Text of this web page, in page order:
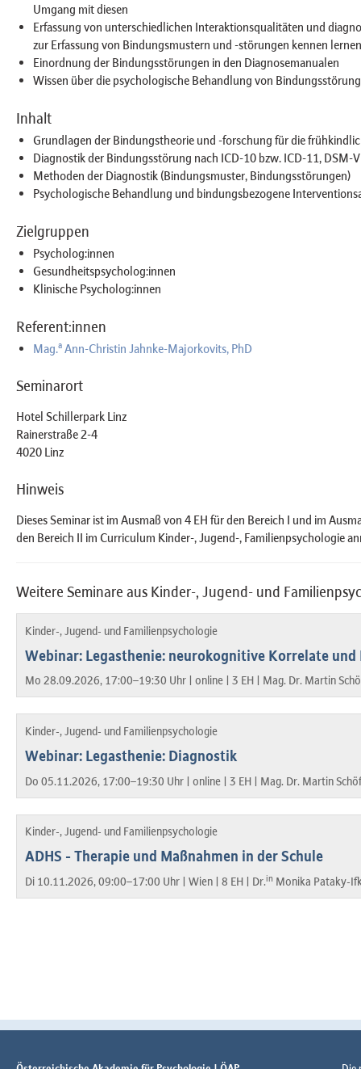
Umgang mit diesen
Erfassung von unterschiedlichen Interaktionsqualitäten und
zur Erfassung von Bindungsmustern und -störungen kennen lernen
Einordnung der Bindungsstörungen in den Diagnosemanualen
Wissen über die psychologische Behandlung von
Inhalt
Grundlagen der Bindungstheorie und -forschung für die
Diagnostik der Bindungsstörung nach ICD-10 bzw. ICD-11, DSM-
Methoden der Diagnostik (Bindungsmuster, Bindungsstörungen)
Psychologische Behandlung und bindungsbezogene
Zielgruppen
Psycholog:innen
Gesundheitspsycholog:innen
Klinische Psycholog:innen
Referent:innen
Mag.a Ann-Christin Jahnke-Majorkovits, PhD
Seminarort
Hotel Schillerpark Linz
Rainerstraße 2-4
4020 Linz
Hinweis
Dieses Seminar ist im Ausmaß von 4 EH für den Bereich I und im
den Bereich II im Curriculum Kinder-, Jugend-, Familienpsychologie
Weitere Seminare aus Kinder-, Jugend- und
Kinder-, Jugend- und Familienpsychologie
Webinar: Legasthenie: neurokognitive Korrelate und
Mo 28.09.2026, 17:00–19:30 Uhr | online | 3 EH | Mag. Dr. Martin
Kinder-, Jugend- und Familienpsychologie
Webinar: Legasthenie: Diagnostik
Do 05.11.2026, 17:00–19:30 Uhr | online | 3 EH | Mag. Dr. Martin
Kinder-, Jugend- und Familienpsychologie
ADHS - Therapie und Maßnahmen in der Schule
Di 10.11.2026, 09:00–17:00 Uhr | Wien | 8 EH | Dr.in Monika Pataky-